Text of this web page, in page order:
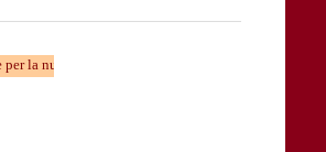
divulgazione...... TARAStv e' parte della